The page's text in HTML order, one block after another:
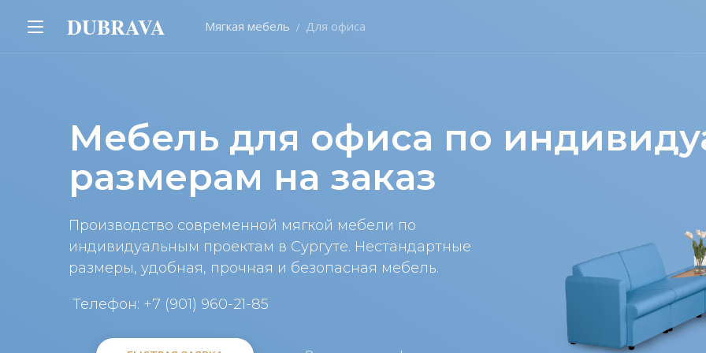
Мебель для офиса по
размерам на заказ
Производство современной мягкой мебели по
индивидуальным проектам в Сургуте. Нестандартные
размеры, удобная, прочная и безопасная мебель.
Телефон: +7 (901) 960-21-85
DUBRAVA Мягкая мебель Для офиса